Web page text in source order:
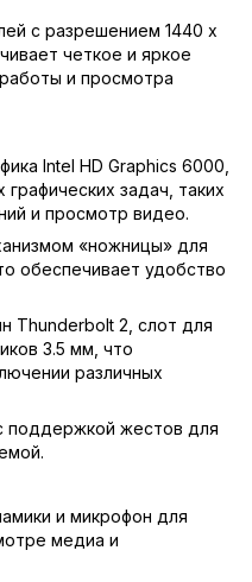
с разрешением 1440 x
четкое и яркое
и просмотра
Intel HD Graphics 6000,
задач, таких
и просмотр видео.
«ножницы» для
обеспечивает удобство
Thunderbolt 2, слот для
3.5 мм, что
различных
поддержкой жестов для
и микрофон для
медиа и